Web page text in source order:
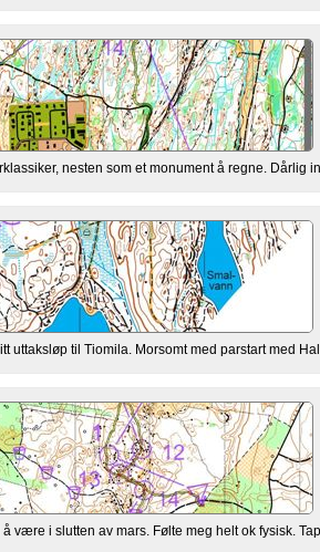
nesten som et monument å regne. Dårlig
uttaksløp til Tiomila. Morsomt med parstart med
være i slutten av mars. Følte meg helt ok fysisk.